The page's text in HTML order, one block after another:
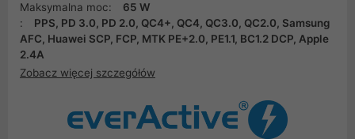
Maksymalna moc:
65 W
:
PPS, PD 3.0, PD 2.0, QC4+, QC4, QC3.0, QC2.0, Samsung
AFC, Huawei SCP, FCP, MTK PE+2.0, PE1.1, BC1.2 DCP, Apple
2.4A
Zobacz więcej szczegółów